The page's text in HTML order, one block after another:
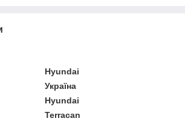
Hyundai
Україна
Hyundai
Terracan